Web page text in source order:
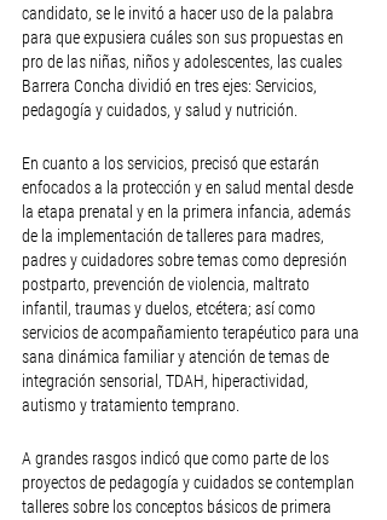
candidato, se le invitó a hacer uso de la palabra
para que expusiera cuáles son sus propuestas en
pro de las niñas, niños y adolescentes, las cuales
Barrera Concha dividió en tres ejes: Servicios,
pedagogía y cuidados, y salud y nutrición.
En cuanto a los servicios, precisó que estarán
enfocados a la protección y en salud mental desde
la etapa prenatal y en la primera infancia, además
de la implementación de talleres para madres,
padres y cuidadores sobre temas como depresión
postparto, prevención de violencia, maltrato
infantil, traumas y duelos, etcétera; así como
servicios de acompañamiento terapéutico para una
sana dinámica familiar y atención de temas de
integración sensorial, TDAH, hiperactividad,
autismo y tratamiento temprano.
A grandes rasgos indicó que como parte de los
proyectos de pedagogía y cuidados se contemplan
talleres sobre los conceptos básicos de primera